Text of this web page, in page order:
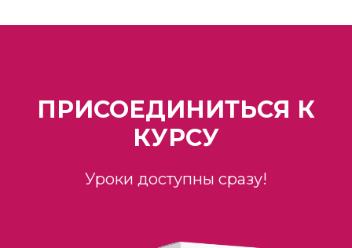
ПРИСОЕДИНИТЬСЯ К
КУРСУ
Уроки доступны сразу!